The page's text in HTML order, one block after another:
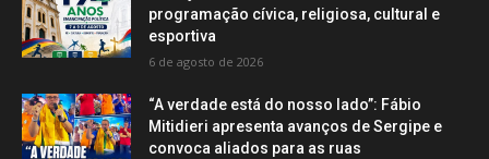
programação cívica, religiosa, cultural e
esportiva
6 de agosto de 2026
“A verdade está do nosso lado”: Fábio
Mitidieri apresenta avanços de Sergipe e
convoca aliados para as ruas